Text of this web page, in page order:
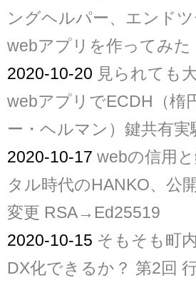
ングヘルパー、エンド
webアプリを作ってみた
2020-10-20 見られても
webアプリでECDH（楕
ー・ヘルマン）鍵共有実
2020-10-17 webの信用
タル時代のHANKO、公
変更 RSA→Ed25519
2020-10-15 そもそも町
DX化できるか？ 第2回